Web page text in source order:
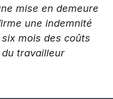
mise en demeure
une indemnité
mois des coûts
travailleur